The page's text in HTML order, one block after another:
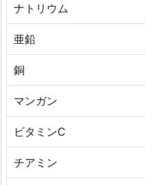
ナトリウム
亜鉛
銅
マンガン
ビタミンC
チアミン